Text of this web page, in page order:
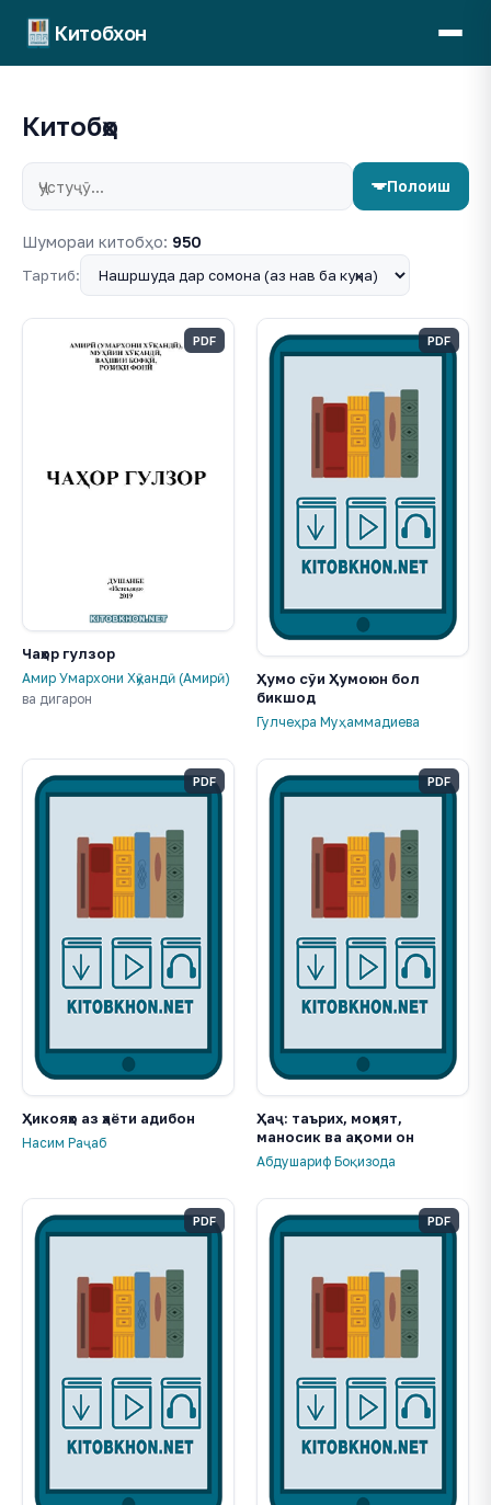
Китобхон
Китобҳо
Полоиш
Шумораи китобҳо: 950
Тартиб:
PDF
Чаҳор гулзор
Амир Умархони Хӯқандӣ (Амирӣ)
ва дигарон
PDF
Ҳумо сӯи Ҳумоюн бол
бикшод
Гулчеҳра Муҳаммадиева
PDF
Ҳикояҳо аз ҳаёти адибон
Насим Раҷаб
PDF
Ҳаҷ: таърих, моҳият,
маносик ва аҳкоми он
Абдушариф Боқизода
PDF PDF